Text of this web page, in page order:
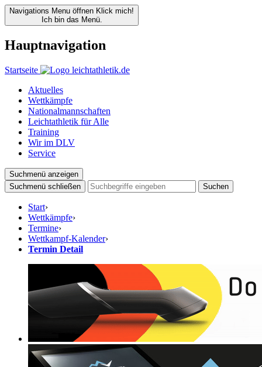
Navigations Menu öffnen Klick mich!
Ich bin das Menü.
Hauptnavigation
Startseite
Aktuelles
Wettkämpfe
Nationalmannschaften
Leichtathletik für Alle
Training
Wir im DLV
Service
Suchmenü anzeigen
Suchmenü schließen
Suchen
Start›
Wettkämpfe›
Termine›
Wettkampf-Kalender›
Termin Detail